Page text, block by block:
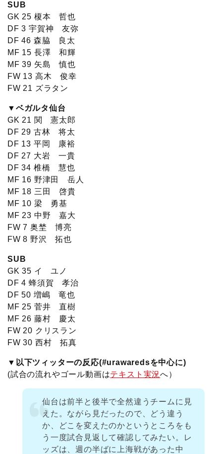
SUB
GK 25 榎本 哲也
DF 3 宇賀神 友弥
DF 46 森脇 良太
MF 15 長澤 和輝
MF 39 矢島 慎也
FW 13 高木 俊幸
FW 21 ズラタン
▼ベガルタ仙台
GK 21 関 憲太郎
DF 29 古林 将太
DF 13 平岡 康裕
DF 27 大岩 一貴
DF 34 椎橋 慧也
MF 16 野津田 岳人
MF 18 三田 啓貴
MF 10 梁 勇基
MF 23 中野 嘉大
FW 7 奥埜 博亮
FW 8 野沢 拓也
SUB
GK 35 イ ユノ
DF 4 蜂須賀 孝治
DF 50 増嶋 竜也
MF 25 菅井 直樹
MF 26 藤村 慶太
FW 20 クリスラン
FW 30 西村 拓真
▼以下ツィッターの反応(#urawaredsを中心に)
(試合の流れやゴール動画はテキスト実況へ）
仙台は前半と後半で全然違うチームに見
えた。ながら見だったので、どう違う
か、どこを変えたのかというところをも
う一度試合見返して確認してみたい。レ
ッズは、週の半ばに上海戦があった中